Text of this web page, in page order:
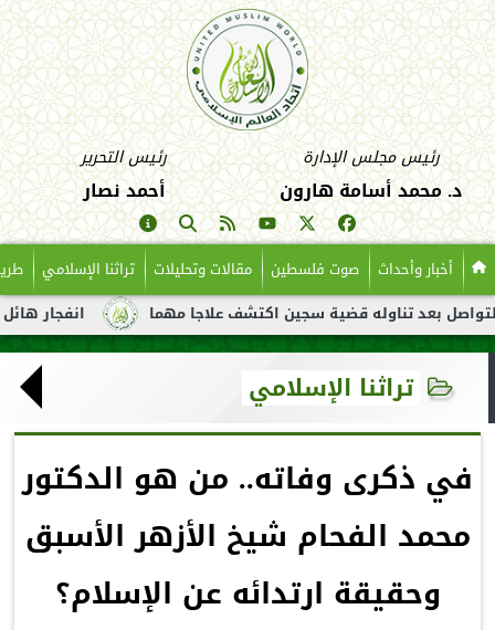
رئيس مجلس الإدارة
د. محمد أسامة هارون
رئيس التحرير
أحمد نصار
أخبار وأحداث صوت فلسطين مقالات وتحليلات تراثنا الإسلامي
انفجار هائل لناقلة تناوله قضية سجين اكتشف علاجا مهما
تراثنا الإسلامي
في ذكرى وفاته.. من هو الدكتور
محمد الفحام شيخ الأزهر الأسبق
وحقيقة ارتدائه عن الإسلام؟